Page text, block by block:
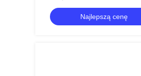
węglanu magnezu (MgCO₃) na
magnezu (MgO)Najlepszą cenę